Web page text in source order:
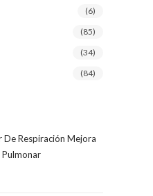
(6)
(85)
(34)
(84)
De Respiración Mejora